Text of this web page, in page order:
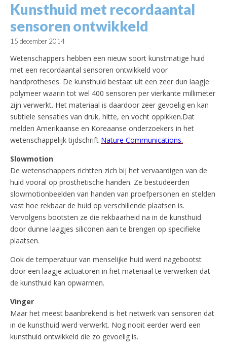
Kunsthuid met recordaantal
sensoren ontwikkeld
15 december 2014
Wetenschappers hebben een nieuw soort kunstmatige huid
met een recordaantal sensoren ontwikkeld voor
handprotheses. De kunsthuid bestaat uit een zeer dun laagje
polymeer waarin tot wel 400 sensoren per vierkante millimeter
zijn verwerkt. Het materiaal is daardoor zeer gevoelig en kan
subtiele sensaties van druk, hitte, en vocht oppikken.Dat
melden Amerikaanse en Koreaanse onderzoekers in het
wetenschappelijk tijdschrift Nature Communications.
Slowmotion
De wetenschappers richtten zich bij het vervaardigen van de
huid vooral op prosthetische handen. Ze bestudeerden
slowmotionbeelden van handen van proefpersonen en stelden
vast hoe rekbaar de huid op verschillende plaatsen is.
Vervolgens bootsten ze die rekbaarheid na in de kunsthuid
door dunne laagjes siliconen aan te brengen op specifieke
plaatsen.
Ook de temperatuur van menselijke huid werd nagebootst
door een laagje actuatoren in het materiaal te verwerken dat
de kunsthuid kan opwarmen.
Vinger
Maar het meest baanbrekend is het netwerk van sensoren dat
in de kunsthuid werd verwerkt. Nog nooit eerder werd een
kunsthuid ontwikkeld die zo gevoelig is.